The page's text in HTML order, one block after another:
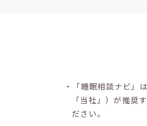
・「睡眠相談ナビ」
「当社」）が推奨
ださい。